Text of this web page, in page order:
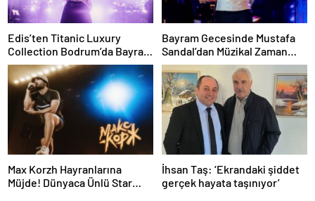
Edis’ten Titanic Luxury
Collection Bodrum’da Bayram
Gecesine Damga Vuran
Performans
Bayram Gecesinde Mustafa
Sandal’dan Müzikal Zaman
Yolculuğu
Max Korzh Hayranlarına
Müjde! Dünyaca Ünlü Star
İhsan Taş: ‘Ekrandaki şiddet
gerçek hayata taşınıyor’